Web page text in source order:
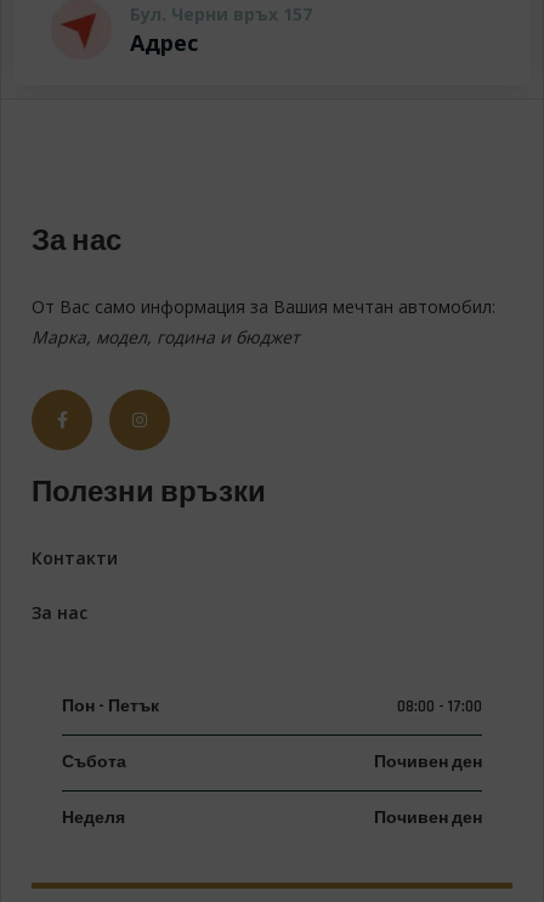
Бул. Черни връх 157
Адрес
За нас
От Вас само информация за Вашия мечтан автомобил:
Марка, модел, година и бюджет
Полезни връзки
Контакти
За нас
Пон - Петък 08:00 - 17:00
Събота Почивен ден
Неделя Почивен ден